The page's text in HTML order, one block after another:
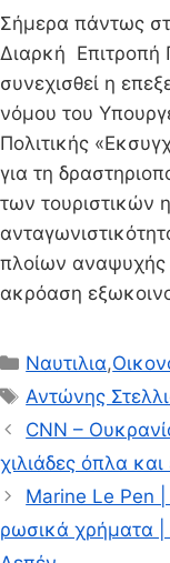
Σήμερα πάντως
Διαρκή Επιτροπή
συνεχισθεί η
νόμου του
Πολιτικής
για τη
των τουριστικών
πλοίων αναψυχής
ακρόαση
Κατηγορίες
Ναυτιλια,
Ετικέτες
Αντώνης
CNN –
χιλιάδες όπλα
Marine Le Pen |
ρωσικά χρήματα |